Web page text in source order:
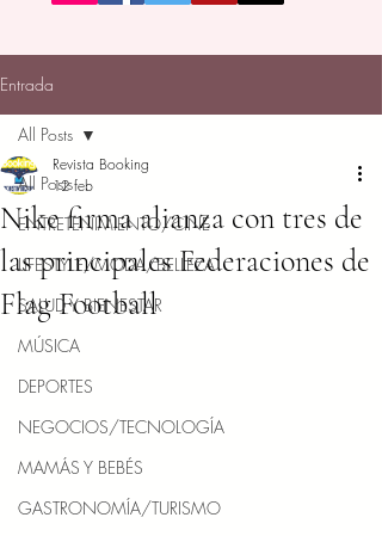
Entrada
All Posts
ENTRETENIMIENTO/CINE
LIFESTYLE/MODA/BELLEZA
SALUD Y BIENESTAR
MÚSICA
DEPORTES
NEGOCIOS/TECNOLOGÍA
MAMÁS Y BEBÉS
GASTRONOMÍA/TURISMO
All Posts
Nike firma alianza con tres de
las principales Federaciones de
Flag Football
Revista Booking
12 feb